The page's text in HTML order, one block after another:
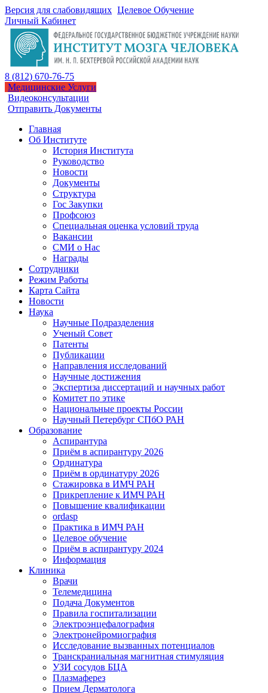
Версия для слабовидящих Целевое Обучение
Личный Кабинет
8 (812) 670-76-75
Медицинские Услуги
Видеоконсультации
Отправить Документы
Главная
Об Институте
История Института
Руководство
Новости
Документы
Структура
Гос Закупки
Профсоюз
Специальная оценка условий труда
Вакансии
СМИ о Нас
Награды
Сотрудники
Режим Работы
Карта Сайта
Новости
Наука
Научные Подразделения
Ученый Совет
Патенты
Публикации
Направления исследований
Научные достижения
Экспертиза диссертаций и научных работ
Комитет по этике
Национальные проекты России
Научный Петербург СПбО РАН
Образование
Аспирантура
Приём в аспирантуру 2026
Ординатура
Приём в ординатуру 2026
Стажировка в ИМЧ РАН
Прикрепление к ИМЧ РАН
Повышение квалификации
ordasp
Практика в ИМЧ РАН
Целевое обучение
Приём в аспирантуру 2024
Информация
Клиника
Врачи
Телемедицина
Подача Документов
Правила госпитализации
Электроэнцефалография
Электронейромиография
Исследование вызванных потенциалов
Транскраниальная магнитная стимуляция
УЗИ сосудов БЦА
Плазмаферез
Прием Дерматолога